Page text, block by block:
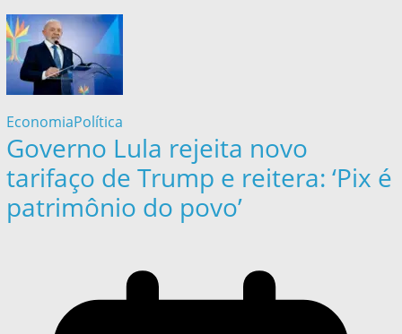
EconomiaPolítica
Governo Lula rejeita novo
tarifaço de Trump e reitera: ‘Pix é
patrimônio do povo’